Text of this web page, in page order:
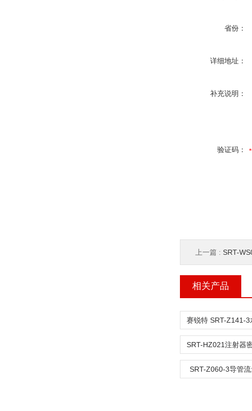
省份：
详细地址：
补充说明：
验证码：
上一篇 : SRT-
相关产品
SRT-Z060-3导管